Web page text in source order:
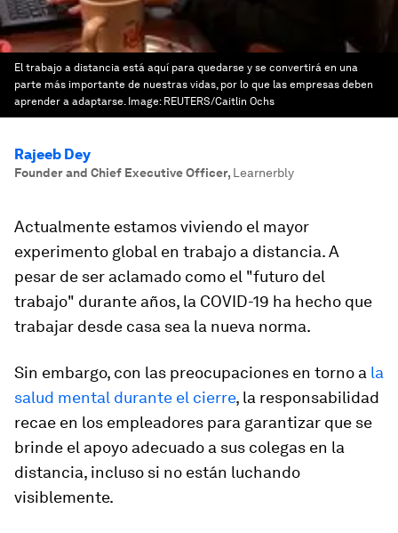
El trabajo a distancia está aquí para quedarse y se convertirá en una
parte más importante de nuestras vidas, por lo que las empresas deben
aprender a adaptarse. Image: REUTERS/Caitlin Ochs
Rajeeb Dey
Founder and Chief Executive Officer, Learnerbly
Actualmente estamos viviendo el mayor
experimento global en trabajo a distancia. A
pesar de ser aclamado como el "futuro del
trabajo" durante años, la COVID-19 ha hecho que
trabajar desde casa sea la nueva norma.
Sin embargo, con las preocupaciones en torno a la
salud mental durante el cierre, la responsabilidad
recae en los empleadores para garantizar que se
brinde el apoyo adecuado a sus colegas en la
distancia, incluso si no están luchando
visiblemente.